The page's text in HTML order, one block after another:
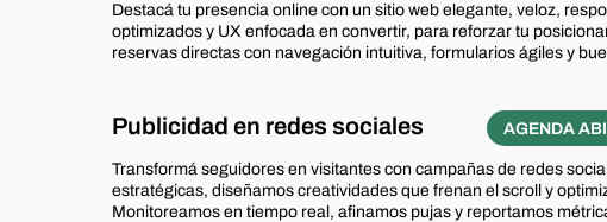
Destacá tu presencia online con un sitio web elegante, veloz,
optimizados y UX enfocada en convertir, para reforzar tu
reservas directas con navegación intuitiva, formularios ágiles y
Publicidad en redes sociales AGENDA
Transformá seguidores en visitantes con campañas de redes
estratégicas, diseñamos creatividades que frenan el scroll y
Monitoreamos en tiempo real, afinamos pujas y reportamos